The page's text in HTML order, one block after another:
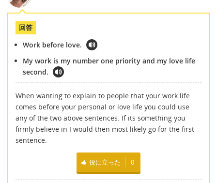
回答
Work before love.
My work is my number one priority and my love life
second.
When wanting to explain to people that your work life
comes before your personal or love life you could use
any of the two above sentences. If its something you
firmly believe in I would then most likely go for the first
sentence.
役に立った 0